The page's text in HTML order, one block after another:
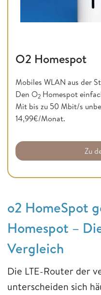
O2 Homespot
Mobiles WLAN aus der
Den O2 Homespot
Mit bis zu 50 Mbit/s
14,99€/Monat.
Zu
o2 HomeSpot
Homespot –
Vergleich
Die LTE-Router der
unterscheiden sich